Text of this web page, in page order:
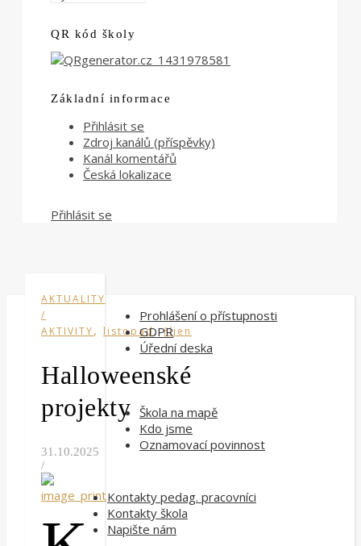
QR kód školy
Základní informace
Přihlásit se
Zdroj kanálů (příspěvky)
Kanál komentářů
Česká lokalizace
Přihlásit se
AKTUALITY
/
AKTIVITY, listopad,říjen
Halloweenské
projekty
31.10.2025
/
Prohlášení o přístupnosti
GDPR
Úřední deska
Škola na mapě
Kdo jsme
Oznamovací povinnost
Kontakty pedag. pracovníci
Kontakty škola
Napište nám